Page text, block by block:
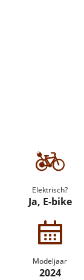
Elektrisch?
Ja, E-bike
Modeljaar
2024